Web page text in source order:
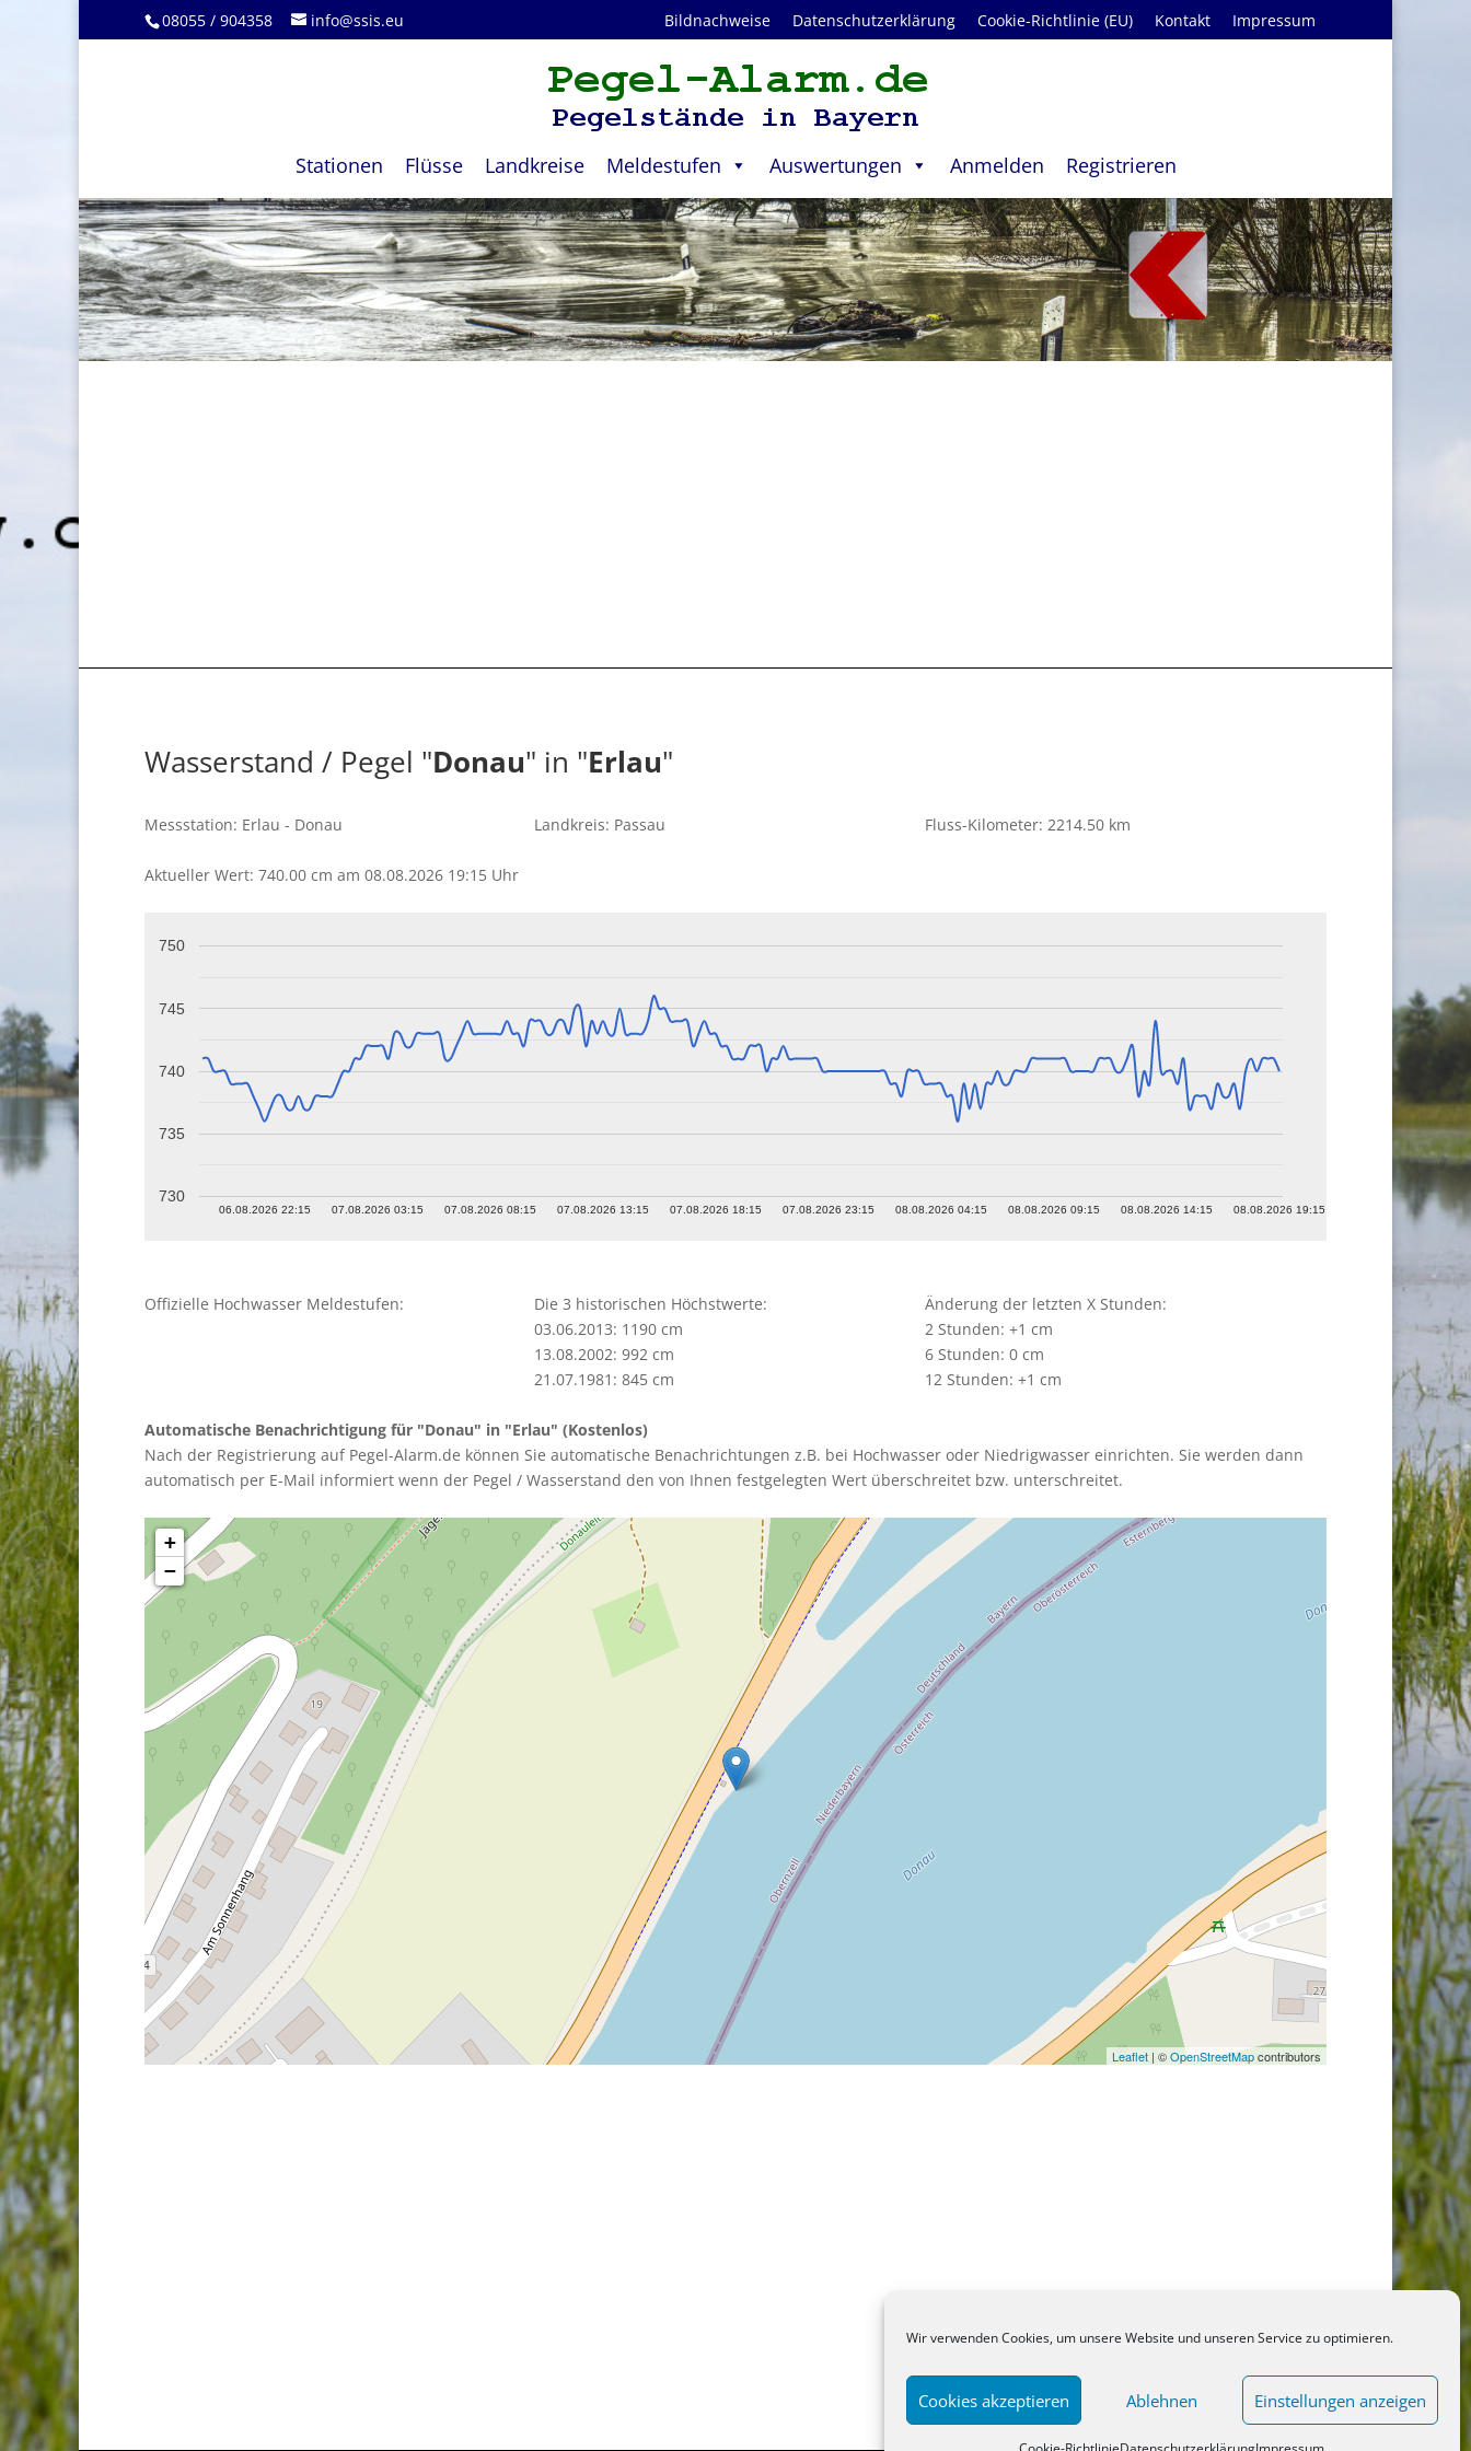
Wir verwenden Cookies, um unsere Website und unseren Service zu optimieren.
Cookies akzeptieren Ablehnen Einstellungen anzeigen
08055 / 904358 info@ssis.eu Bildnachweise Datenschutzerklärung Cookie-Richtlinie (EU) Kontakt Impressum
Stationen Flüsse Landkreise Meldestufen Auswertungen Anmelden Registrieren
Wasserstand / Pegel "Donau" in "Erlau"
Messstation: Erlau - Donau Landkreis: Passau Fluss-Kilometer: 2214.50 km
Aktueller Wert: 740.00 cm am 08.08.2026 19:15 Uhr
06.08.2026 22:15 07.08.2026 03:15 07.08.2026 08:15 07.08.2026 13:15 07.08.2026 18:15 07.08.2026 23:15 08.08.2026 04:15 08.08.2026 09:15 08.08.2026 14:15 08.08.2026 19:15
730
735
740
745
750
Offizielle Hochwasser Meldestufen:
Die 3 historischen Höchstwerte:
03.06.2013: 1190 cm
13.08.2002: 992 cm
21.07.1981: 845 cm
Änderung der letzten X Stunden:
2 Stunden: +1 cm
6 Stunden: 0 cm
12 Stunden: +1 cm
Automatische Benachrichtigung für "Donau" in "Erlau" (Kostenlos)
Nach der Registrierung auf Pegel-Alarm.de können Sie automatische Benachrichtungen z.B. bei Hochwasser oder Niedrigwasser einrichten. Sie werden dann
automatisch per E-Mail informiert wenn der Pegel / Wasserstand den von Ihnen festgelegten Wert überschreitet bzw. unterschreitet.
+
−
Leaflet | ©OpenStreetMapcontributors